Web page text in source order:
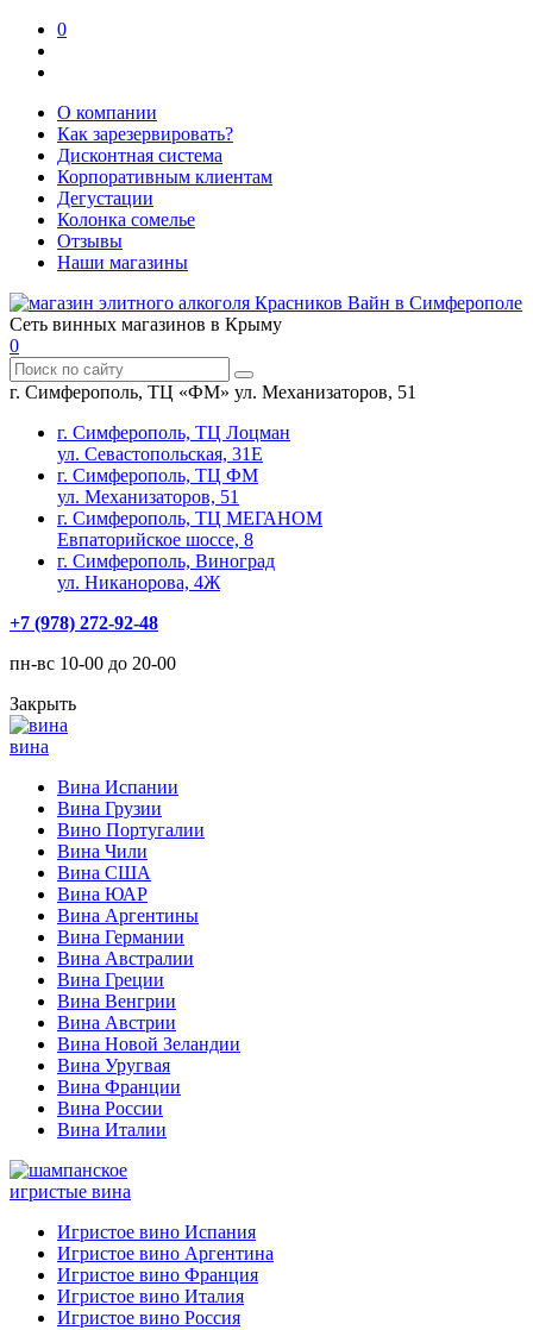
0
О компании
Как зарезервировать?
Дисконтная система
Корпоративным клиентам
Дегустации
Колонка сомелье
Отзывы
Наши магазины
Сеть винных магазинов в Крыму
0
г. Симферополь, ТЦ «ФМ» ул. Механизаторов, 51
г. Симферополь, ТЦ Лоцман
ул. Севастопольская, 31Е
г. Симферополь, ТЦ ФМ
ул. Механизаторов, 51
г. Симферополь, ТЦ МЕГАНОМ
Евпаторийское шоссе, 8
г. Симферополь, Виноград
ул. Никанорова, 4Ж
+7 (978) 272-92-48
пн-вс 10-00 до 20-00
Закрыть
вина
Вина Испании
Вина Грузии
Вино Португалии
Вина Чили
Вина США
Вина ЮАР
Вина Аргентины
Вина Германии
Вина Австралии
Вина Греции
Вина Венгрии
Вина Австрии
Вина Новой Зеландии
Вина Уругвая
Вина Франции
Вина России
Вина Италии
игристые вина
Игристое вино Испания
Игристое вино Аргентина
Игристое вино Франция
Игристое вино Италия
Игристое вино Россия